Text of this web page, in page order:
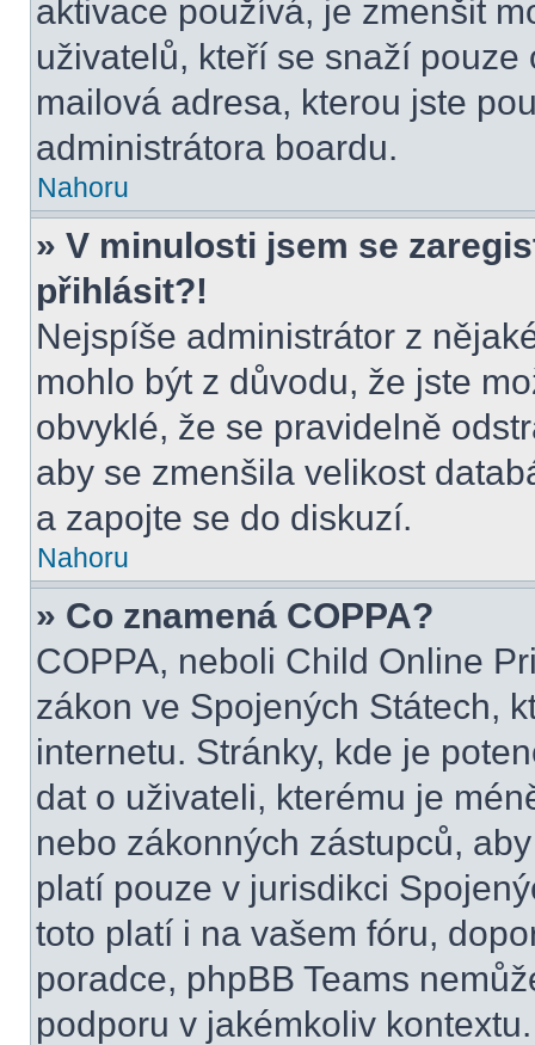
aktivace používá, je zmenšit
uživatelů, kteří se snaží
mailová adresa, kterou jste
administrátora boardu.
Nahoru
» V minulosti jsem se
přihlásit?!
Nejspíše administrátor z
mohlo být z důvodu, že jste
obvyklé, že se pravidelně
aby se zmenšila velikost
a zapojte se do diskuzí.
Nahoru
» Co znamená COPPA?
COPPA, neboli Child Online
zákon ve Spojených Státech,
internetu. Stránky, kde je
dat o uživateli, kterému je
nebo zákonných zástupců,
platí pouze v jurisdikci
toto platí i na vašem fóru,
poradce, phpBB Teams
podporu v jakémkoliv kontextu.